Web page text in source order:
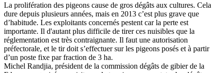
La prolifération des pigeons cause de gros dégâts aux cultures. Cela
dure depuis plusieurs années, mais en 2013 c’est plus grave que
d’habitude. Les exploitants concernés pestent car la perte est
importante. Il d'autant plus difficile de tirer ces nuisibles que la
réglementation est très contraignante. Il faut une autorisation
préfectorale, et le tir doit s’effectuer sur les pigeons posés et à partir
d’un poste fixe par fraction de 3 ha.
Michel Randjia, président de la commission dégâts de gibier de la